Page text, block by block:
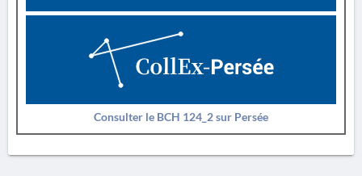
Consulter le BCH 124_2 sur Persée